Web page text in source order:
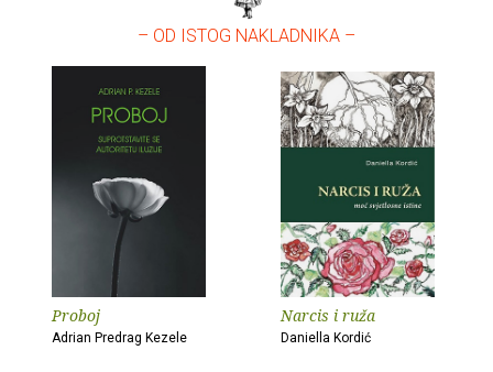
– OD ISTOG NAKLADNIKA –
Proboj
Adrian Predrag Kezele
Narcis i ruža
Daniella Kordić